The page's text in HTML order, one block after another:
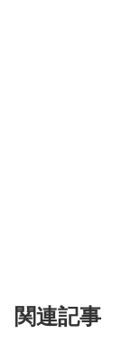
関連記事